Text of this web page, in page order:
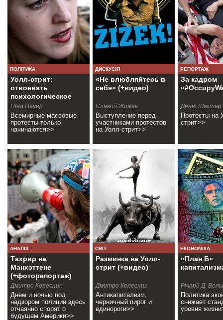
ПОЛІТИКА
Уолл-стрит:
отвоевать
психологическое
пространство
Ніна Пауер
Всемирные массовые
протесты только
начинаются>>
ДИСКУСІЯ
«Не влюбляйтесь в
себя» (+видео)
Славой Жижек
Выступление перед
участниками протестов
на Уолл-стрит>>
РЕПОРТАЖ
За кадром
Денні Шехтер
Протесты на
стрит>>
АНАЛІЗ
Тахрир на
Манхэттене
(+фоторепортаж)
Дмитро Колесник
Днем и ночью под
надзором полиции здесь
отчаянно спорят о
будущем Америки>>
СВІТ
Разминка на Уолл-
стрит (+видео)
Дмитро Колесник
Антикапитализм,
черничный пирог и
единороги>>
ЕКОНОМІКА
«План Б»
Річард Д.
Политика
снижает
уровня